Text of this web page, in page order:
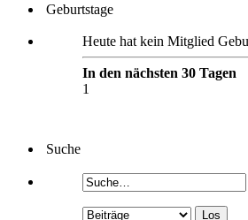
Geburtstage
Heute hat kein Mitglied
In den nächsten 30 Tagen
1
Suche